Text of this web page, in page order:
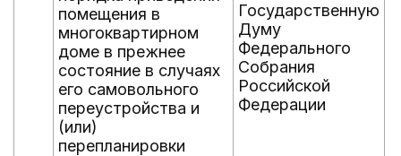
помещения в
многоквартирном
доме в прежнее
состояние в случаях
его самовольного
переустройства и
(или)
перепланировки
Государственную
Думу
Федерального
Собрания
Российской
Федерации